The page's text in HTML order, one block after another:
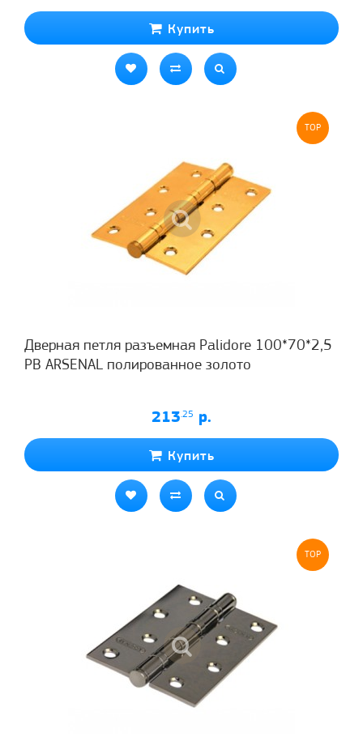
Купить
TOP
Дверная петля разъемная Palidore 100*70*2,5
РВ ARSENAL полированное золото
213.25 р.
Купить
TOP